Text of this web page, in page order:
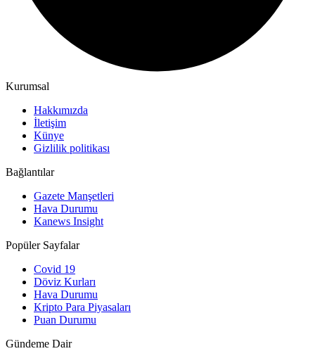
Kurumsal
Hakkımızda
İletişim
Künye
Gizlilik politikası
Bağlantılar
Gazete Manşetleri
Hava Durumu
Kanews Insight
Popüler Sayfalar
Covid 19
Döviz Kurları
Hava Durumu
Kripto Para Piyasaları
Puan Durumu
Gündeme Dair